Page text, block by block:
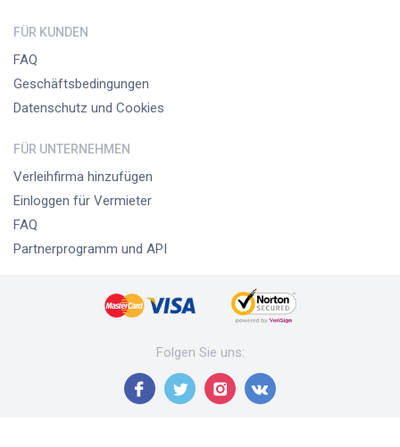
FÜR KUNDEN
FAQ
Geschäftsbedingungen
Datenschutz und Cookies
FÜR UNTERNEHMEN
Verleihfirma hinzufügen
Einloggen für Vermieter
FAQ
Partnerprogramm und API
Folgen Sie uns: